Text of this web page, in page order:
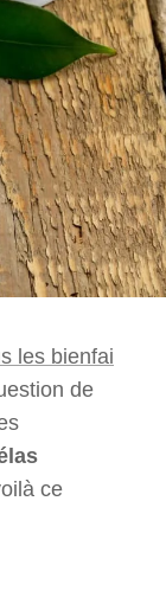
les bienfai
de
ce